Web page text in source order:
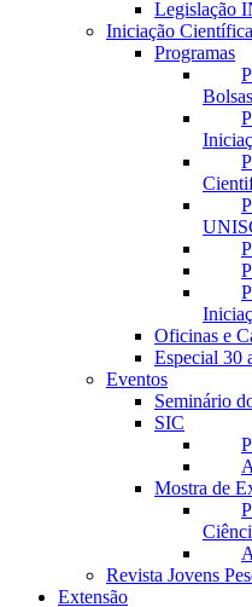
Legislação
Iniciação Científica
Programas
Oficinas e
Especial 30
Eventos
Seminário
SIC
Mostra de
Revista Jovens
Extensão